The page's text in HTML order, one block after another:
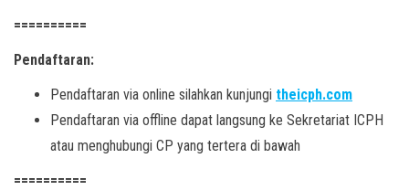
==========
Pendaftaran:
Pendaftaran via online silahkan kunjungi theicph.com
Pendaftaran via offline dapat langsung ke Sekretariat ICPH
atau menghubungi CP yang tertera di bawah
==========